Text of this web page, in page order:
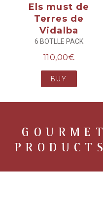
Els must de
Terres de
Vidalba
6 BOTLLE PACK
110,00€
BUY
GOURMET
PRODUCTS